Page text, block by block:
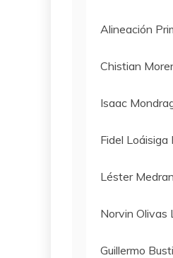
Alineación
Chistian
Isaac
Fidel Loáisiga
Léster
Norvin Olivas
Guillermo